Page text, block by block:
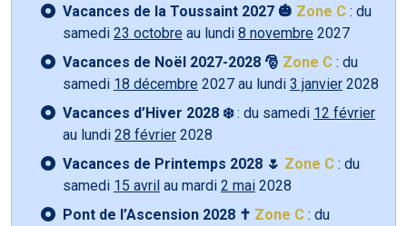
Vacances de la Toussaint 2027 🎃 Zone C : du
samedi 23 octobre au lundi 8 novembre 2027
Vacances de Noël 2027-2028 🎅 Zone C : du
samedi 18 décembre 2027 au lundi 3 janvier 2028
Vacances d’Hiver 2028 ❄️: du samedi 12 février
au lundi 28 février 2028
Vacances de Printemps 2028 🌷 Zone C : du
samedi 15 avril au mardi 2 mai 2028
Pont de l’Ascension 2028 ✝️ Zone C : du